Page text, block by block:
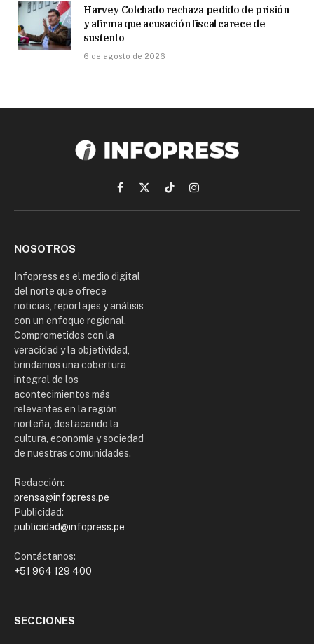
Harvey Colchado rechaza pedido de prisión
y afirma que acusación fiscal carece de
sustento
6 de agosto de 2026
Facebook
X
(Twitter)
TikTokInstagram
NOSOTROS
Infopress es el medio digital
del norte que ofrece
noticias, reportajes y análisis
con un enfoque regional.
Comprometidos con la
veracidad y la objetividad,
brindamos una cobertura
integral de los
acontecimientos más
relevantes en la región
norteña, destacando la
cultura, economía y sociedad
de nuestras comunidades.
Redacción:
prensa@infopress.pe
Publicidad:
publicidad@infopress.pe
Contáctanos:
+51 964 129 400
SECCIONES